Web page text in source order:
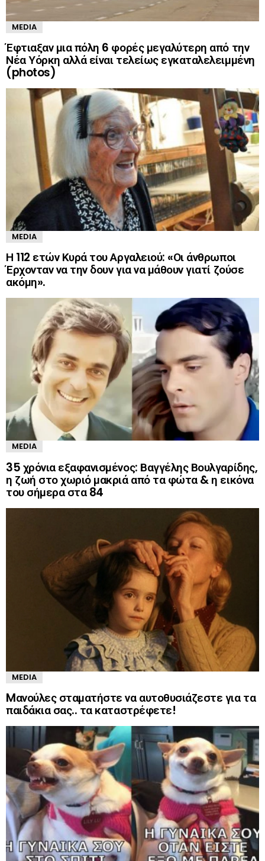
MEDIA
Έφτιαξαν μια πόλη 6 φορές μεγαλύτερη από την
Νέα Υόρκη αλλά είναι τελείως εγκαταλελειμμένη
(photos)
MEDIA
Η 112 ετών Κυρά του Αργαλειού: «Οι άνθρωποι
Έρχονταν να την δουν για να μάθουν γιατί ζούσε
ακόμη».
MEDIA
35 χρόνια εξαφανισμένος: Βαγγέλης Βουλγαρίδης,
η ζωή στο χωριό μακριά από τα φώτα & η εικόνα
του σήμερα στα 84
MEDIA
Mανούλες σταματήστε να αυτοθυσιάζεστε για τα
παιδάκια σας.. τα καταστρέφετε!